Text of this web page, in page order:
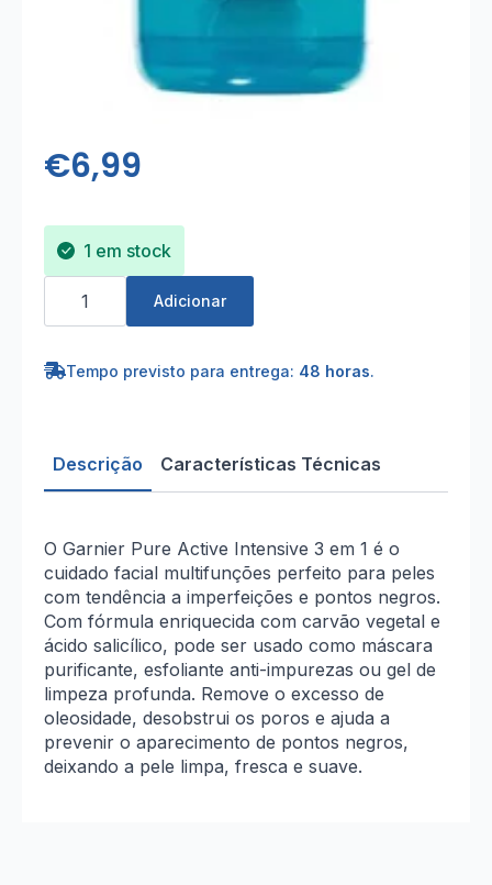
€6,99
1 em stock
Quantidade
Garnier
Intensive
Máscara,
Esfoliante
e
Limpeza
150ml
Adicionar
Tempo previsto para entrega: 48 horas.
Descrição Características Técnicas
O Garnier Pure Active Intensive 3 em 1 é o
cuidado facial multifunções perfeito para peles
com tendência a imperfeições e pontos negros.
Com fórmula enriquecida com carvão vegetal e
ácido salicílico, pode ser usado como máscara
purificante, esfoliante anti-impurezas ou gel de
limpeza profunda. Remove o excesso de
oleosidade, desobstrui os poros e ajuda a
prevenir o aparecimento de pontos negros,
deixando a pele limpa, fresca e suave.